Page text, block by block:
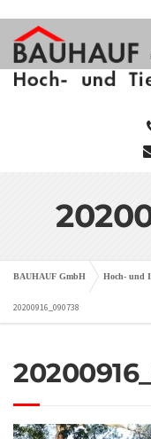
BAUHAUF GmbH Hoch- und
20200916_090738